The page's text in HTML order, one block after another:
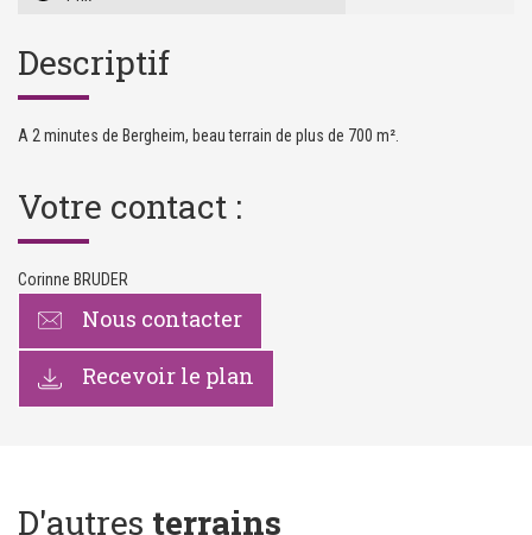
Descriptif
A 2 minutes de Bergheim, beau terrain de plus de 700 m².
Votre contact :
Corinne BRUDER
Nous contacter
Recevoir le plan
D'autres terrains